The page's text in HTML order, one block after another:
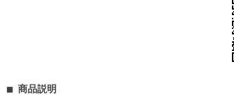
■ 商品説明